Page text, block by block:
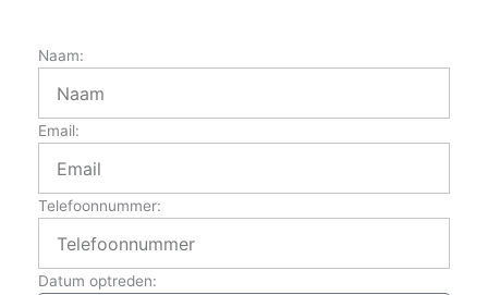
Naam:
Email:
Telefoonnummer:
Datum optreden: